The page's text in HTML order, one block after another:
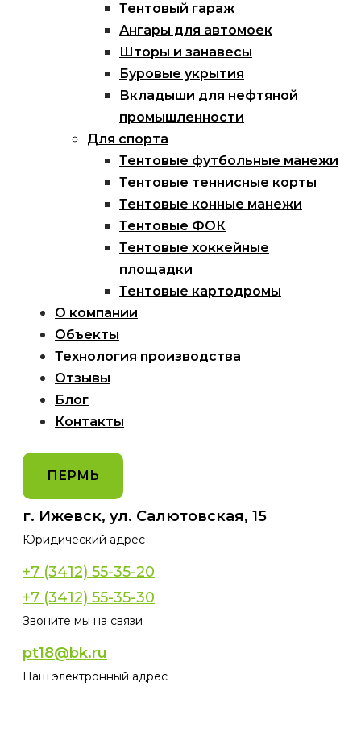
Тентовый гараж
Ангары для автомоек
Шторы и занавесы
Буровые укрытия
Вкладыши для нефтяной
промышленности
Для спорта
Тентовые футбольные манежи
Тентовые теннисные корты
Тентовые конные манежи
Тентовые ФОК
Тентовые хоккейные
площадки
Тентовые картодромы
О компании
Объекты
Технология производства
Отзывы
Блог
Контакты
ПЕРМЬ
г. Ижевск, ул. Салютовская, 15
Юридический адрес
+7 (3412) 55-35-20
+7 (3412) 55-35-30
Звоните мы на связи
pt18@bk.ru
Наш электронный адрес